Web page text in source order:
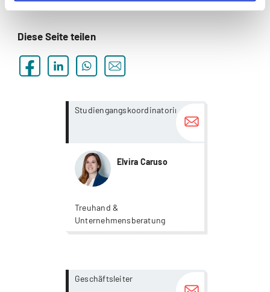
Diese Seite teilen
Studiengangskoordinatorin
Elvira Caruso
Treuhand &
Unternehmensberatung
more...
more...
Geschäftsleiter more...
more...